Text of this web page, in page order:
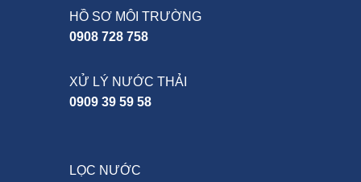
HỒ SƠ MÔI TRƯỜNG
0908 728 758
XỬ LÝ NƯỚC THẢI
0909 39 59 58
LỌC NƯỚC